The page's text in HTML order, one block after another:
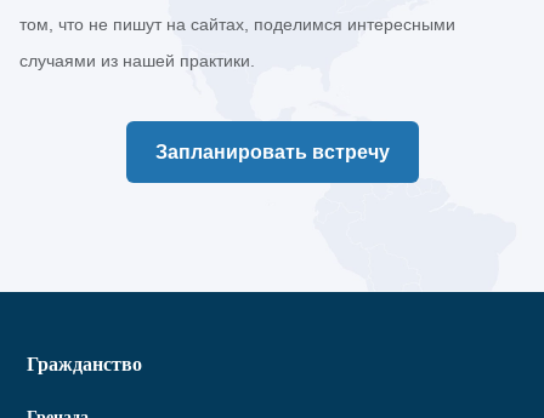
том, что не пишут на сайтах, поделимся интересными
случаями из нашей практики.
Запланировать встречу
Гражданство